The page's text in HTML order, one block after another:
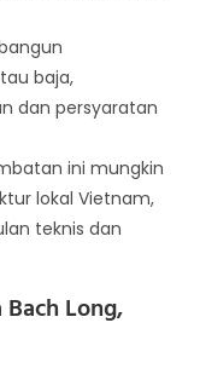
baja,
dan persyaratan
ini mungkin
lokal Vietnam,
teknis dan
Long,